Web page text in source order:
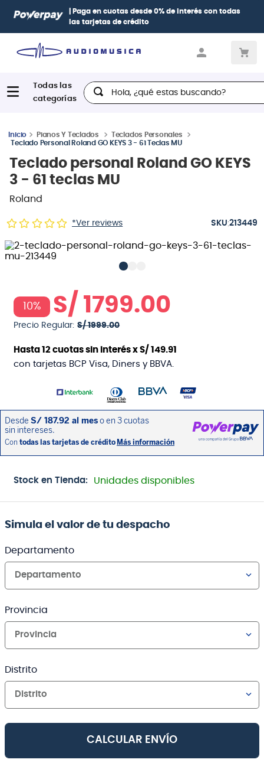
Paga conhasta 12 cuotas sin interesescon tarjetasBCP Visa,
Diners, BBVA e Interbank
Hola, ¿qué estas buscando?
Pianos Y Teclados
Teclados Personales
Teclado Personal Roland GO KEYS 3 - 61 Teclas MU
Teclado personal Roland GO KEYS
3 - 61 teclas MU
Roland
*Ver reviews :213449
10% S/ 1799.00
Precio Regular: S/ 1999.00
Hasta12 cuotas sin interés xS/ 149.91
con tarjetas BCP Visa, Diners y BBVA.
Stock en Tienda: Unidades disponibles
Simula el valor de tu despacho
Departamento
Departamento
Provincia
Provincia
Distrito
Distrito
CALCULAR ENVÍO